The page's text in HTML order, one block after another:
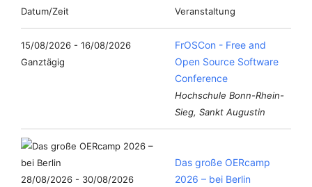
Datum/Zeit Veranstaltung
15/08/2026 - 16/08/2026
Ganztägig
FrOSCon - Free and
Open Source Software
Conference
Hochschule Bonn-Rhein-
Sieg, Sankt Augustin
28/08/2026 - 30/08/2026
Das große OERcamp
2026 – bei Berlin